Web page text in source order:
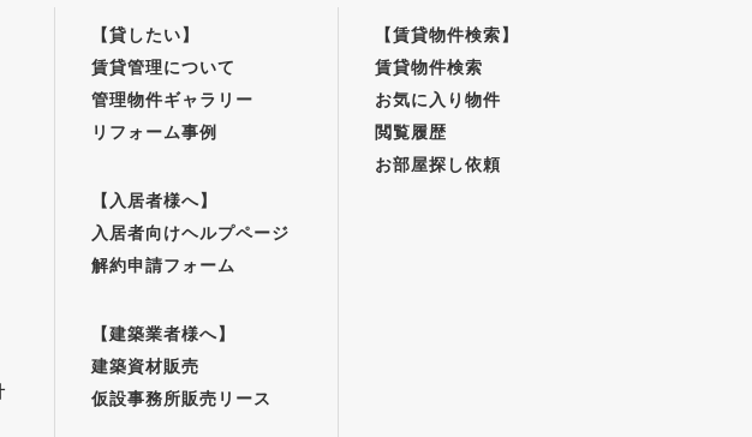
【貸したい】
賃貸管理について
管理物件ギャラリー
リフォーム事例
【入居者様へ】
入居者向けヘルプページ
解約申請フォーム
【建築業者様へ】
建築資材販売
仮設事務所販売リース
【賃貸物件検索】
賃貸物件検索
お気に入り物件
閲覧履歴
お部屋探し依頼